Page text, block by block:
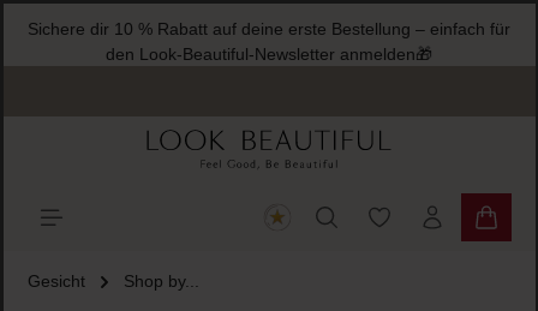
springen
Sichere dir 10 % Rabatt auf deine erste Bestellung – einfach für
den Look-Beautiful-Newsletter anmelden🎁
Du hast 0
Gesicht Shop by...